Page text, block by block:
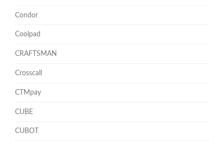
Condor
Coolpad
CRAFTSMAN
Crosscall
CTMpay
CUBE
CUBOT